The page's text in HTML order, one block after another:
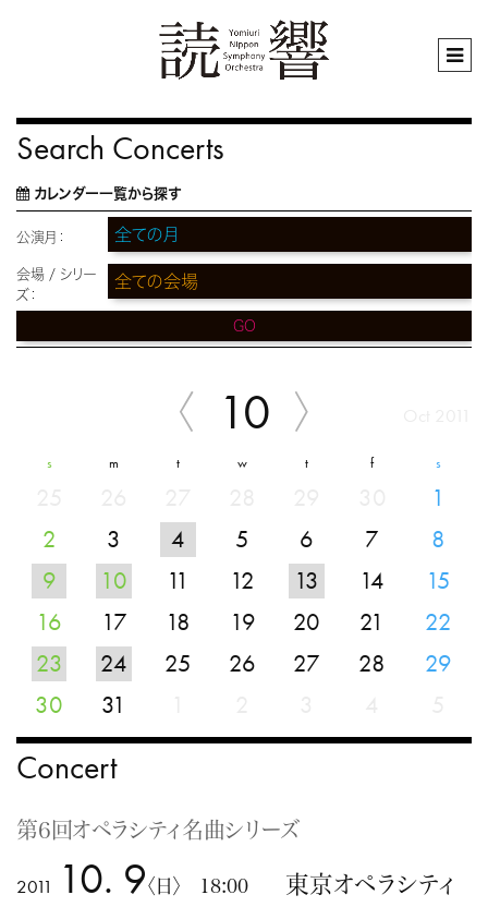
Search Concerts
カレンダー一覧から探す
公演月：
会場 / シリー
ズ：
GO
10
s m t w t f s
1
2
3 4 5 6 7
8
9
10 11 12 13 14
15
16
17 18 19 20 21
22
23
24 25 26 27 28
29
30
31
Concert
第6回オペラシティ名曲シリーズ
2011 10. 9〈日〉 18:00 東京オペラシティ